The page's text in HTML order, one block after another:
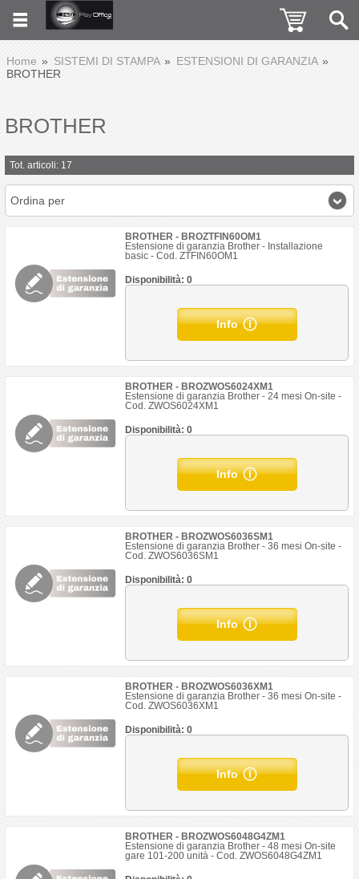
Home SISTEMI DI STAMPA
ESTENSIONI DI GARANZIA
BROTHER
BROTHER
Tot. articoli: 17
Ordina per
BROTHER - BROZTFIN60OM1
Estensione di garanzia Brother - Installazione
basic - Cod. ZTFIN60OM1
Disponibilità: 0
Info
BROTHER - BROZWOS6024XM1
Estensione di garanzia Brother - 24 mesi On-site -
Cod. ZWOS6024XM1
Disponibilità: 0
Info
BROTHER - BROZWOS6036SM1
Estensione di garanzia Brother - 36 mesi On-site -
Cod. ZWOS6036SM1
Disponibilità: 0
Info
BROTHER - BROZWOS6036XM1
Estensione di garanzia Brother - 36 mesi On-site -
Cod. ZWOS6036XM1
Disponibilità: 0
Info
BROTHER - BROZWOS6048G4ZM1
Estensione di garanzia Brother - 48 mesi On-site
gare 101-200 unità - Cod. ZWOS6048G4ZM1